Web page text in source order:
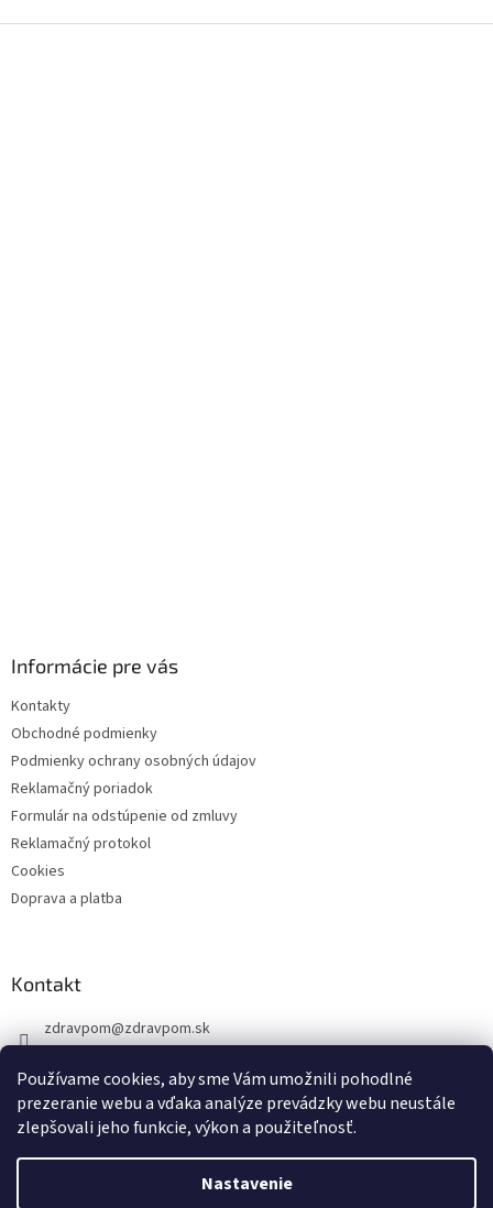
Používame cookies, aby sme Vám umožnili pohodlné
prezeranie webu a vďaka analýze prevádzky webu neustále
zlepšovali jeho funkcie, výkon a použiteľnosť.
Nastavenie
l
Informácie pre vás
Kontakty
Obchodné podmienky
Podmienky ochrany osobných údajov
Reklamačný poriadok
Formulár na odstúpenie od zmluvy
Reklamačný protokol
Cookies
Doprava a platba
Kontakt
zdravpom@zdravpom.sk
Vytvoril Shoptet